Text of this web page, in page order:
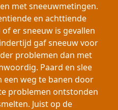
met sneeuwmetingen.
en achttiende
er sneeuw is gevallen
gaf sneeuw voor
problemen dan met
Paard en slee
een weg te banen door
problemen ontstonden
Juist op de